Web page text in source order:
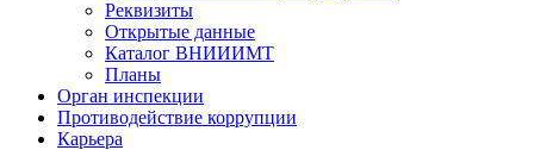
Реквизиты
Открытые данные
Каталог ВНИИИМТ
Планы
Орган инспекции
Противодействие коррупции
Карьера